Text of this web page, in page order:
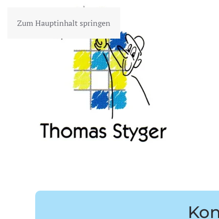
Zum Hauptinhalt springen